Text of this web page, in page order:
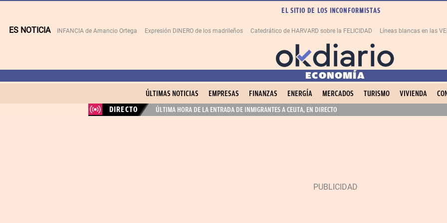
EL SITIO DE LOS INCONFORMISTAS
ES NOTICIA INFANCIA de Amancio Ortega Expresión DINERO de los madrileños Catedrático de HARVARD sobre la FELICIDAD Líneas blancas en las
ECONOMÍA
ÚLTIMAS NOTICIAS EMPRESAS FINANZAS ENERGÍA MERCADOS TURISMO VIVIENDA
DIRECTO
ÚLTIMA HORA DE LA ENTRADA DE INMIGRANTES A CEUTA, EN DIRECTO